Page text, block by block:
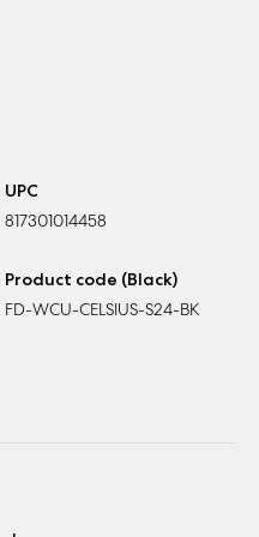
UPC
817301014458
Product code (Black)
FD-WCU-CELSIUS-S24-BK